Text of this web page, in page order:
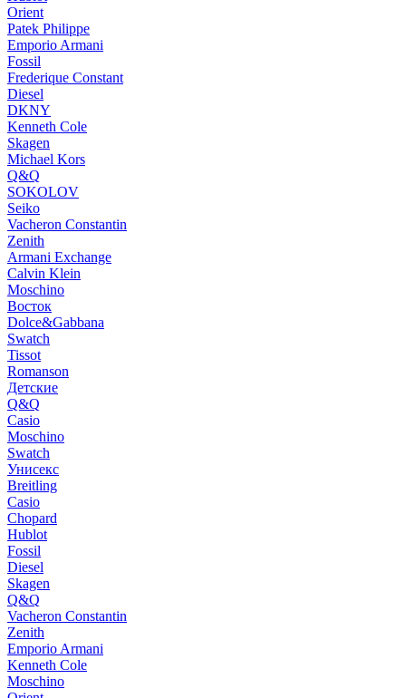
Orient
Patek Philippe
Emporio Armani
Fossil
Frederique Constant
Diesel
DKNY
Kenneth Cole
Skagen
Michael Kors
Q&Q
SOKOLOV
Seiko
Vacheron Constantin
Zenith
Armani Exchange
Calvin Klein
Moschino
Восток
Dolce&Gabbana
Swatch
Tissot
Romanson
Детские
Q&Q
Casio
Moschino
Swatch
Унисекс
Breitling
Casio
Chopard
Hublot
Fossil
Diesel
Skagen
Q&Q
Vacheron Constantin
Zenith
Emporio Armani
Kenneth Cole
Moschino